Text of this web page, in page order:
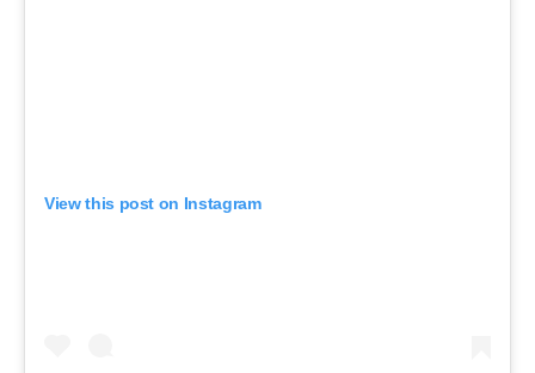
View this post on Instagram